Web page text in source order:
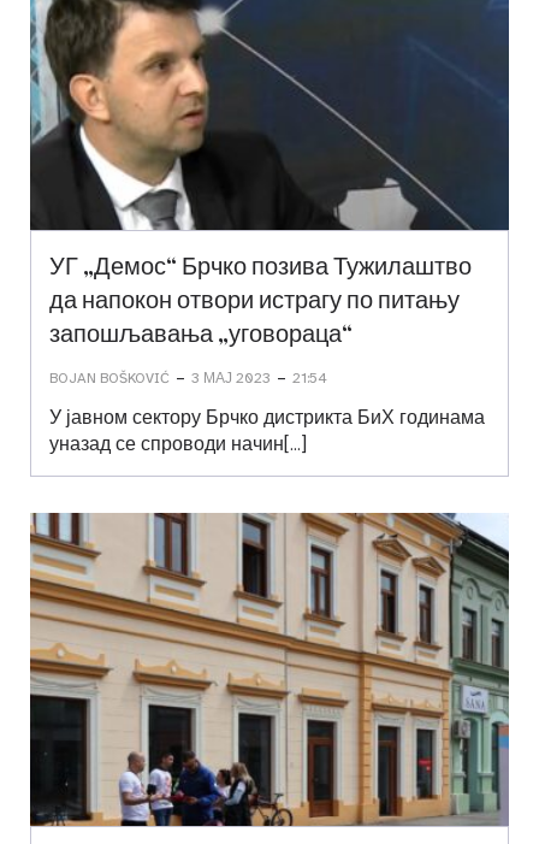
УГ „Демос“ Брчко позива Тужилаштво
да напокон отвори истрагу по питању
запошљавања „уговораца“
BOJAN BOŠKOVIĆ - 3 МАЈ 2023 - 21:54
У јавном сектору Брчко дистрикта БиХ годинама
уназад се спроводи начин[…]